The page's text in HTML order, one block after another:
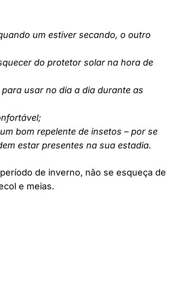
um estiver secando, o outro
do protetor solar na hora de
usar no dia a dia durante as
bom repelente de insetos – por se
estar presentes na sua estadia.
de inverno, não se esqueça de
e meias.